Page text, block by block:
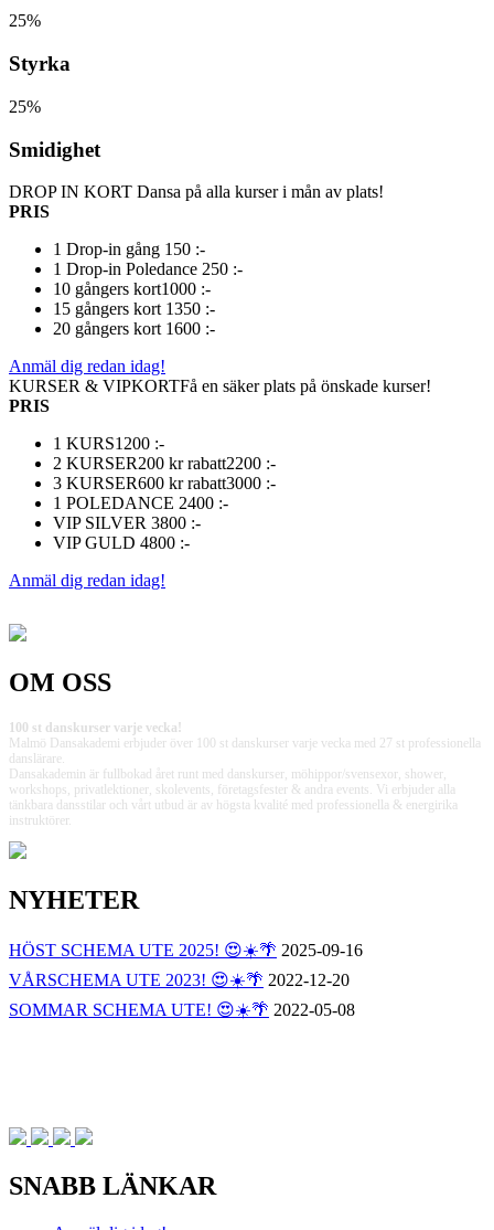
25%
Styrka
25%
Smidighet
DROP IN KORT Dansa på alla kurser i mån av plats!
PRIS
1 Drop-in gång 150 :-
1 Drop-in Poledance 250 :-
10 gångers kort1000 :-
15 gångers kort 1350 :-
20 gångers kort 1600 :-
Anmäl dig redan idag!
KURSER & VIPKORTFå en säker plats på önskade kurser!
PRIS
1 KURS1200 :-
2 KURSER200 kr rabatt2200 :-
3 KURSER600 kr rabatt3000 :-
1 POLEDANCE 2400 :-
VIP SILVER 3800 :-
VIP GULD 4800 :-
Anmäl dig redan idag!
OM OSS
100 st danskurser varje vecka!
Malmö Dansakademi erbjuder över 100 st danskurser varje vecka med 27 st professionella
danslärare.
Dansakademin är fullbokad året runt med danskurser, möhippor/svensexor, shower,
workshops, privatlektioner, skolevents, företagsfester & andra events. Vi erbjuder alla
tänkbara dansstilar och vårt utbud är av högsta kvalité med professionella & energirika
instruktörer.
NYHETER
HÖST SCHEMA UTE 2025! 😍☀️🌴 2025-09-16
VÅRSCHEMA UTE 2023! 😍☀️🌴 2022-12-20
SOMMAR SCHEMA UTE! 😍☀️🌴 2022-05-08
SNABB LÄNKAR